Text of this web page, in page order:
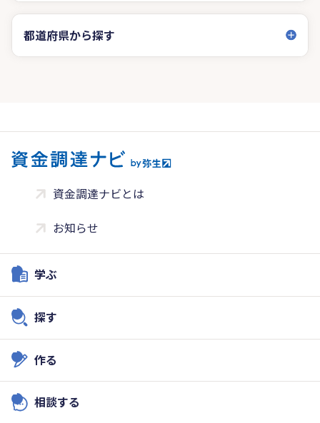
都道府県から探す
資金調達ナビとは
お知らせ
学ぶ
探す
作る
相談する